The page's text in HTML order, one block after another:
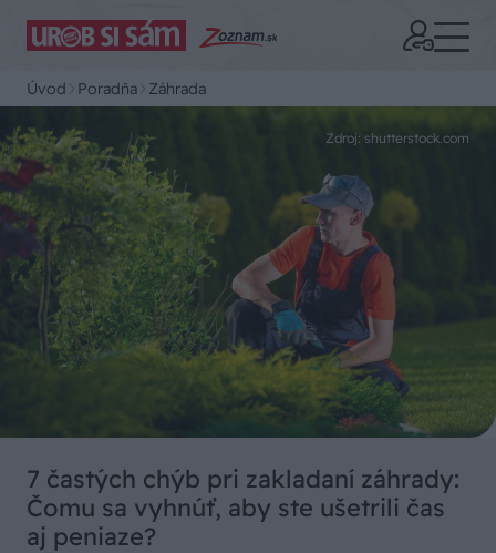
Úvod Poradňa Záhrada
Zdroj: shutterstock.com
7 častých chýb pri zakladaní záhrady:
Čomu sa vyhnúť, aby ste ušetrili čas
aj peniaze?